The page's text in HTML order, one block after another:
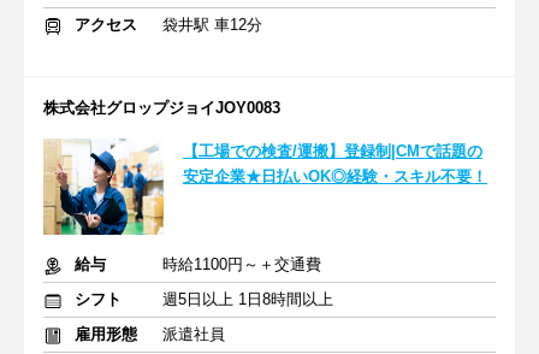
アクセス 袋井駅 車12分
株式会社グロップジョイJOY0083
【工場での検査/運搬】登録制|CMで話題の
安定企業★日払いOK◎経験・スキル不要！
給与
時給1100円～＋交通費
シフト
週5日以上 1日8時間以上
雇用形態
派遣社員